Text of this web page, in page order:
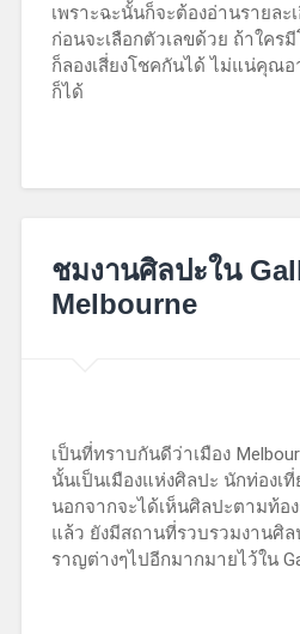
เพราะฉะนั้นก็จะต้องอ่านรายล
ก่อนจะเลือกตัวเลขด้วย ถ้าใคร
ก็ลองเสี่ยงโชคกันได้ ไม่แน่คุณอ
ก็ได้
29,
2019
ชมงานศิลปะใน
Melbourne
เป็นที่ทราบกันดีว่าเมือง
นั้นเป็นเมืองแห่งศิลปะ นักท่องเ
นอกจากจะได้เห็นศิลปะตามท้อ
แล้ว ยังมีสถานที่รวบรวมงานศิล
ราญต่างๆไปอีกมากมายไว้ใน